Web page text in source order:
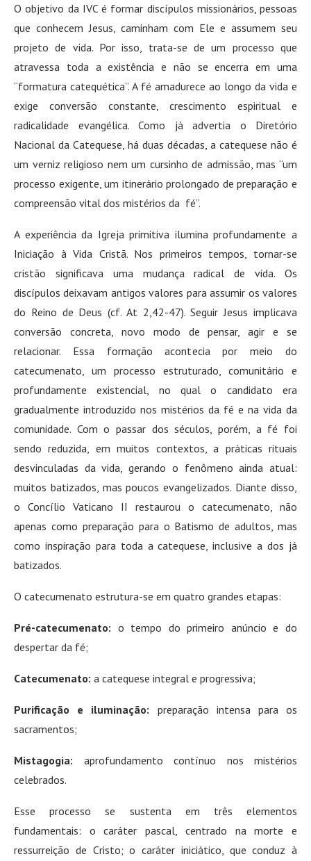
O objetivo da IVC é formar discípulos missionários, pessoas
que conhecem Jesus, caminham com Ele e assumem seu
projeto de vida. Por isso, trata-se de um processo que
atravessa toda a existência e não se encerra em uma
“formatura catequética”. A fé amadurece ao longo da vida e
exige conversão constante, crescimento espiritual e
radicalidade evangélica. Como já advertia o Diretório
Nacional da Catequese, há duas décadas, a catequese não é
um verniz religioso nem um cursinho de admissão, mas “um
processo exigente, um itinerário prolongado de preparação e
compreensão vital dos mistérios da fé”.
A experiência da Igreja primitiva ilumina profundamente a
Iniciação à Vida Cristã. Nos primeiros tempos, tornar-se
cristão significava uma mudança radical de vida. Os
discípulos deixavam antigos valores para assumir os valores
do Reino de Deus (cf. At 2,42-47). Seguir Jesus implicava
conversão concreta, novo modo de pensar, agir e se
relacionar. Essa formação acontecia por meio do
catecumenato, um processo estruturado, comunitário e
profundamente existencial, no qual o candidato era
gradualmente introduzido nos mistérios da fé e na vida da
comunidade. Com o passar dos séculos, porém, a fé foi
sendo reduzida, em muitos contextos, a práticas rituais
desvinculadas da vida, gerando o fenômeno ainda atual:
muitos batizados, mas poucos evangelizados. Diante disso,
o Concílio Vaticano II restaurou o catecumenato, não
apenas como preparação para o Batismo de adultos, mas
como inspiração para toda a catequese, inclusive a dos já
batizados.
O catecumenato estrutura-se em quatro grandes etapas:
Pré-catecumenato: o tempo do primeiro anúncio e do
despertar da fé;
Catecumenato: a catequese integral e progressiva;
Purificação e iluminação: preparação intensa para os
sacramentos;
Mistagogia: aprofundamento contínuo nos mistérios
celebrados.
Esse processo se sustenta em três elementos
fundamentais: o caráter pascal, centrado na morte e
ressurreição de Cristo; o caráter iniciático, que conduz à